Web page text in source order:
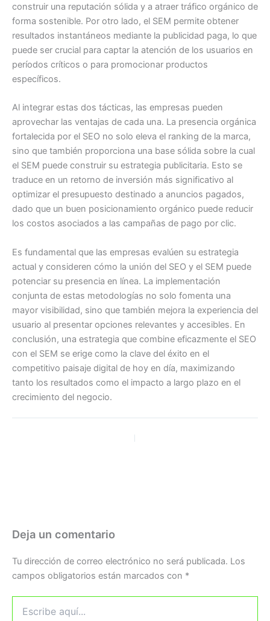
construir una reputación sólida y a atraer tráfico orgánico de
forma sostenible. Por otro lado, el SEM permite obtener
resultados instantáneos mediante la publicidad paga, lo que
puede ser crucial para captar la atención de los usuarios en
períodos críticos o para promocionar productos
específicos.
Al integrar estas dos tácticas, las empresas pueden
aprovechar las ventajas de cada una. La presencia orgánica
fortalecida por el SEO no solo eleva el ranking de la marca,
sino que también proporciona una base sólida sobre la cual
el SEM puede construir su estrategia publicitaria. Esto se
traduce en un retorno de inversión más significativo al
optimizar el presupuesto destinado a anuncios pagados,
dado que un buen posicionamiento orgánico puede reducir
los costos asociados a las campañas de pago por clic.
Es fundamental que las empresas evalúen su estrategia
actual y consideren cómo la unión del SEO y el SEM puede
potenciar su presencia en línea. La implementación
conjunta de estas metodologías no solo fomenta una
mayor visibilidad, sino que también mejora la experiencia del
usuario al presentar opciones relevantes y accesibles. En
conclusión, una estrategia que combine eficazmente el SEO
con el SEM se erige como la clave del éxito en el
competitivo paisaje digital de hoy en día, maximizando
tanto los resultados como el impacto a largo plazo en el
crecimiento del negocio.
Deja un comentario
Tu dirección de correo electrónico no será publicada. Los
campos obligatorios están marcados con *
aquí...